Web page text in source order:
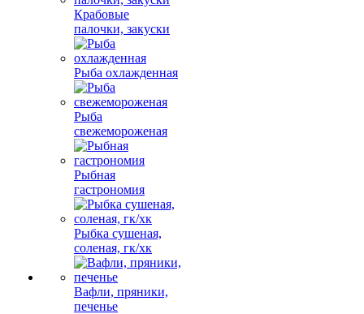
Крабовые
палочки, закуски
Рыба охлажденная
Рыба
свежемороженая
Рыбная
гастрономия
Рыбка сушеная,
соленая, гк/хк
Вафли, пряники,
печенье